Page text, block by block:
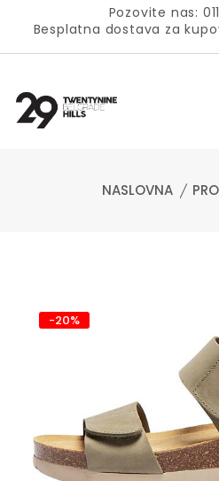
Pozovite nas:
Besplatna dostava za
NASLOVNA
-20%